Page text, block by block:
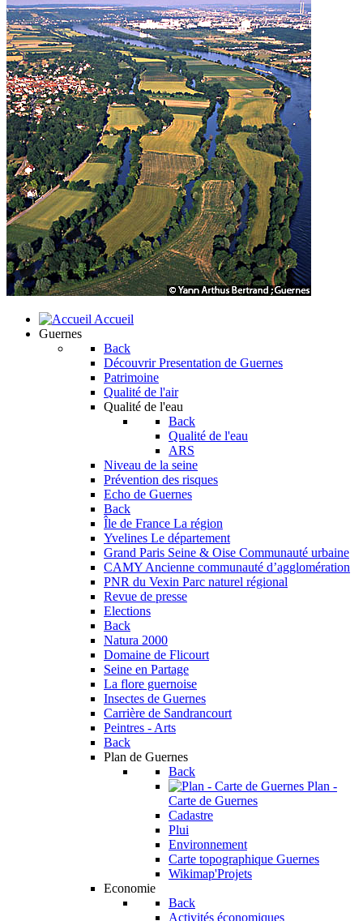
Accueil
Guernes
Back
Découvrir Presentation de Guernes
Patrimoine
Qualité de l'air
Qualité de l'eau
Back
Qualité de l'eau
ARS
Niveau de la seine
Prévention des risques
Echo de Guernes
Back
Île de France La région
Yvelines Le département
Grand Paris Seine & Oise Communauté urbaine
CAMY Ancienne communauté d’agglomération
PNR du Vexin Parc naturel régional
Revue de presse
Elections
Back
Natura 2000
Domaine de Flicourt
Seine en Partage
La flore guernoise
Insectes de Guernes
Carrière de Sandrancourt
Peintres - Arts
Back
Plan de Guernes
Back
Plan -
Carte de Guernes
Cadastre
Plui
Environnement
Carte topographique Guernes
Wikimap'Projets
Economie
Back
Activités économiques